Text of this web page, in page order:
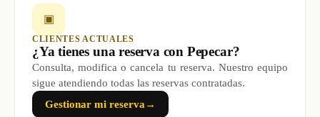
▣
CLIENTES ACTUALES
¿Ya tienes una reserva con Pepecar?
Consulta, modifica o cancela tu reserva. Nuestro equipo
sigue atendiendo todas las reservas contratadas.
Gestionar mi reserva →